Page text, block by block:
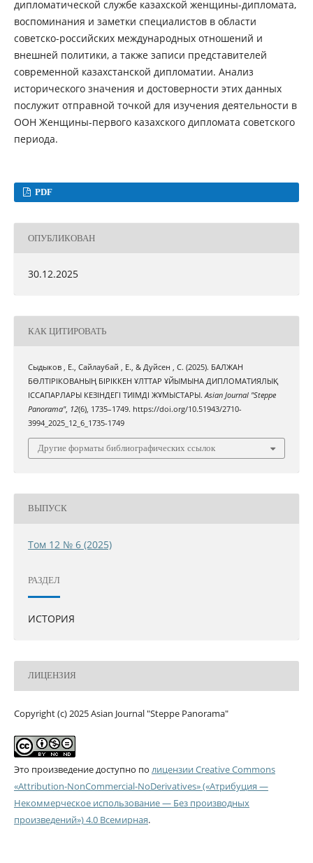
дипломатической службе казахской женщины-дипломата,
воспоминания и заметки специалистов в области
советско-российских международных отношений и
внешней политики, а также записи представителей
современной казахстанской дипломатии. Анализ
исторического значения и достоверности этих данных
послужит отправной точкой для изучения деятельности в
ООН Женщины-первого казахского дипломата советского
периода.
PDF
ОПУБЛИКОВАН
30.12.2025
КАК ЦИТИРОВАТЬ
Сыдыков , Е., Сайлаубай , Е., & Дуйсен , С. (2025). БАЛЖАН
БӨЛТІРІКОВАНЫҢ БІРІККЕН ҰЛТТАР ҰЙЫМЫНА ДИПЛОМАТИЯЛЫҚ
ІССАПАРЛАРЫ КЕЗІНДЕГІ ТИІМДІ ЖҰМЫСТАРЫ.Asian Journal "Steppe
Panorama", 12(6), 1735–1749. https://doi.org/10.51943/2710-
3994_2025_12_6_1735-1749
Другие форматы библиографических ссылок
ВЫПУСК
Том 12 № 6 (2025)
РАЗДЕЛ
ИСТОРИЯ
ЛИЦЕНЗИЯ
Copyright (c) 2025 Asian Journal "Steppe Panorama"
Это произведение доступно по лицензии Creative Commons
«Attribution-NonCommercial-NoDerivatives» («Атрибуция —
Некоммерческое использование — Без производных
произведений») 4.0 Всемирная.